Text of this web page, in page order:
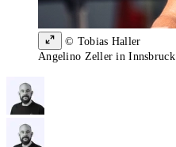
© Tobias Haller
Angelino Zeller in Innsbruck